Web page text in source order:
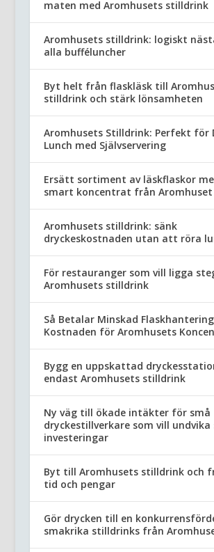
maten med Aromhusets stilldrink
Aromhusets stilldrink: logiskt
alla bufféluncher
Byt helt från flaskläsk till
stilldrink och stärk lönsamheten
Aromhusets Stilldrink: Perfekt för
Lunch med Självservering
Ersätt sortiment av läskflaskor
smart koncentrat från Aromhuset
Aromhusets stilldrink: sänk
dryckeskostnaden utan att röra
För restauranger som vill ligga
Aromhusets stilldrink
Så Betalar Minskad
Kostnaden för Aromhusets
Bygg en uppskattad
endast Aromhusets stilldrink
Ny väg till ökade intäkter för små
dryckestillverkare som vill undvika
investeringar
Byt till Aromhusets stilldrink och
tid och pengar
Gör drycken till en
smakrika stilldrinks från